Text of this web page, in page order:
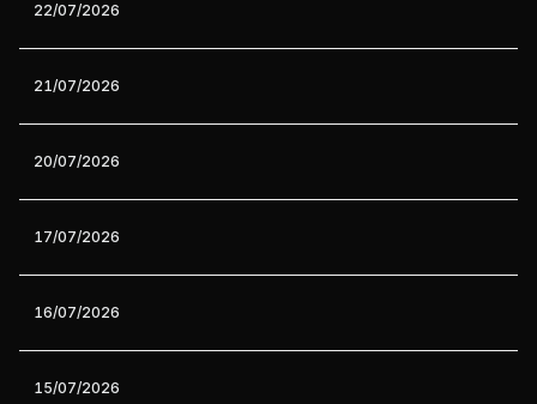
22/07/2026
21/07/2026
20/07/2026
17/07/2026
16/07/2026
15/07/2026